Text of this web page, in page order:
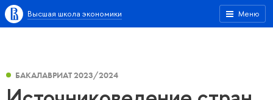
Меню
Высшая школа экономики
БАКАЛАВРИАТ 2023/2024